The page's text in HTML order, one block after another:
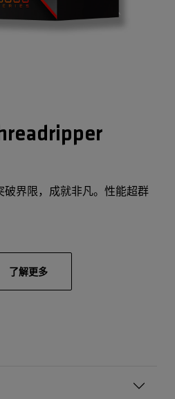
界限，成就非凡。性能超群
了解更多